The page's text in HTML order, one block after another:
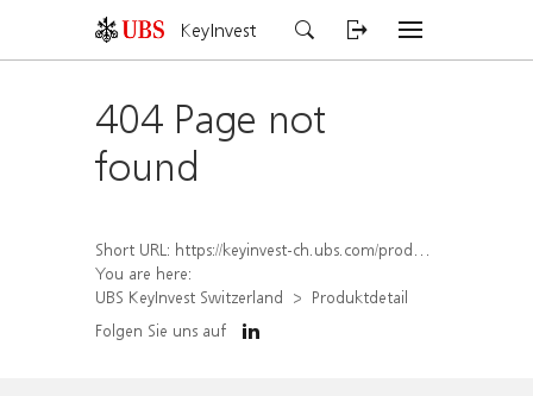
KeyInvest
404 Page not
found
Short URL: https://keyinvest-ch.ubs.com/produkt/detail/index/isin/CH1558311747
You are here:
UBS KeyInvest Switzerland
Produktdetail
Folgen Sie uns auf